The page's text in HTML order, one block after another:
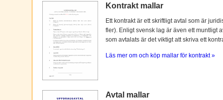
Kontrakt mallar
Ett kontrakt är ett skriftligt avtal som är
fler). Enligt svensk lag är även ett muntligt
som avtalats är det viktigt att skriva ett
Läs mer om och köp mallar för kontrakt »
Avtal mallar